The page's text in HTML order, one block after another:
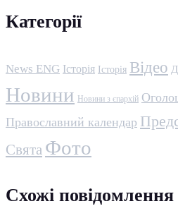
Категорії
News ENG Історія Історія Відео
Новини Новини з єпархій
Православний календар
Свята Фото
Схожі повідомлення